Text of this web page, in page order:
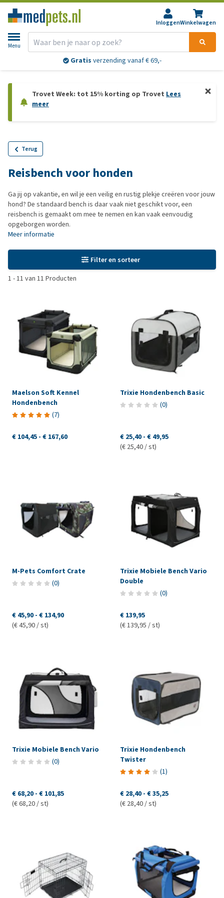
InloggenWinkelwagen
Menu
Gratis verzending vanaf € 69,-
Trovet Week: tot 15% korting op Trovet Lees
meer
Terug
Reisbench voor honden
Ga jij op vakantie, en wil je een veilig en rustig plekje creëren voor jouw
hond? De standaard bench is daar vaak niet geschikt voor, een
reisbench is gemaakt om mee te nemen en kan vaak eenvoudig
opgeborgen worden.
Meer informatie
Filter en sorteer
1 -11 van 11 Producten
Maelson Soft Kennel
Hondenbench
(7)
€ 104,45 - € 167,60
Trixie Hondenbench Basic
(0)
€ 25,40 - € 49,95
(€ 25,40 / st)
M-Pets Comfort Crate
(0)
€ 45,90 - € 134,90
(€ 45,90 / st)
Trixie Mobiele Bench Vario
Double
(0)
€ 139,95
(€ 139,95 / st)
Trixie Mobiele Bench Vario
(0)
€ 68,20 - € 101,85
(€ 68,20 / st)
Trixie Hondenbench
Twister
(1)
€ 28,40 - € 35,25
(€ 28,40 / st)